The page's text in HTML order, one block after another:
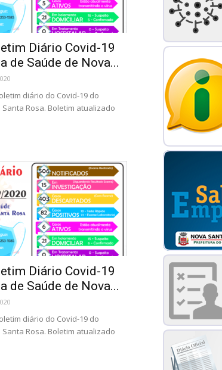
Diário Covid-19
de Saúde de Nova...
diário do Covid-19 do
Rosa. Boletim atualizado
Diário Covid-19
de Saúde de Nova...
diário do Covid-19 do
Rosa. Boletim atualizado